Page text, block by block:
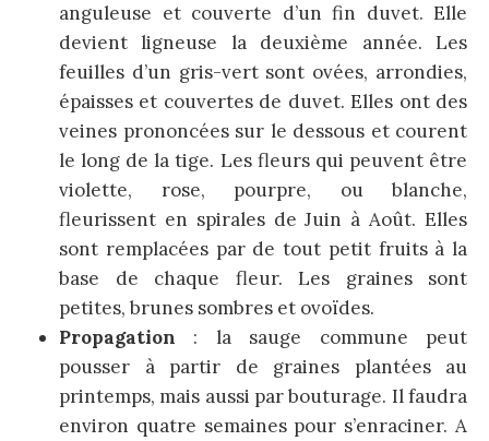
anguleuse et couverte d’un fin duvet. Elle
devient ligneuse la deuxième année. Les
feuilles d’un gris-vert sont ovées, arrondies,
épaisses et couvertes de duvet. Elles ont des
veines prononcées sur le dessous et courent
le long de la tige. Les fleurs qui peuvent être
violette, rose, pourpre, ou blanche,
fleurissent en spirales de Juin à Août. Elles
sont remplacées par de tout petit fruits à la
base de chaque fleur. Les graines sont
petites, brunes sombres et ovoïdes.
Propagation : la sauge commune peut
pousser à partir de graines plantées au
printemps, mais aussi par bouturage. Il faudra
environ quatre semaines pour s’enraciner. A